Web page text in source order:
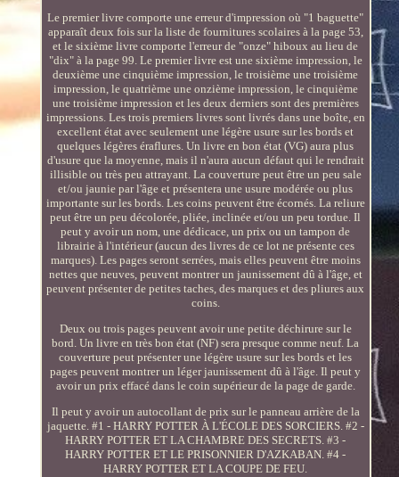
Le premier livre comporte une erreur d'impression où "1 baguette"
apparaît deux fois sur la liste de fournitures scolaires à la page 53,
et le sixième livre comporte l'erreur de "onze" hiboux au lieu de
"dix" à la page 99. Le premier livre est une sixième impression, le
deuxième une cinquième impression, le troisième une troisième
impression, le quatrième une onzième impression, le cinquième
une troisième impression et les deux derniers sont des premières
impressions. Les trois premiers livres sont livrés dans une boîte, en
excellent état avec seulement une légère usure sur les bords et
quelques légères éraflures. Un livre en bon état (VG) aura plus
d'usure que la moyenne, mais il n'aura aucun défaut qui le rendrait
illisible ou très peu attrayant. La couverture peut être un peu sale
et/ou jaunie par l'âge et présentera une usure modérée ou plus
importante sur les bords. Les coins peuvent être écornés. La reliure
peut être un peu décolorée, pliée, inclinée et/ou un peu tordue. Il
peut y avoir un nom, une dédicace, un prix ou un tampon de
librairie à l'intérieur (aucun des livres de ce lot ne présente ces
marques). Les pages seront serrées, mais elles peuvent être moins
nettes que neuves, peuvent montrer un jaunissement dû à l'âge, et
peuvent présenter de petites taches, des marques et des pliures aux
coins.
Deux ou trois pages peuvent avoir une petite déchirure sur le
bord. Un livre en très bon état (NF) sera presque comme neuf. La
couverture peut présenter une légère usure sur les bords et les
pages peuvent montrer un léger jaunissement dû à l'âge. Il peut y
avoir un prix effacé dans le coin supérieur de la page de garde.
Il peut y avoir un autocollant de prix sur le panneau arrière de la
jaquette. #1 - HARRY POTTER À L'ÉCOLE DES SORCIERS. #2 -
HARRY POTTER ET LA CHAMBRE DES SECRETS. #3 -
HARRY POTTER ET LE PRISONNIER D'AZKABAN. #4 -
HARRY POTTER ET LA COUPE DE FEU.